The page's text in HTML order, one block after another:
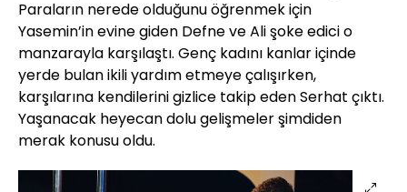
Paraların nerede olduğunu öğrenmek için
Yasemin’in evine giden Defne ve Ali şoke edici o
manzarayla karşılaştı. Genç kadını kanlar içinde
yerde bulan ikili yardım etmeye çalışırken,
karşılarına kendilerini gizlice takip eden Serhat çıktı.
Yaşanacak heyecan dolu gelişmeler şimdiden
merak konusu oldu.